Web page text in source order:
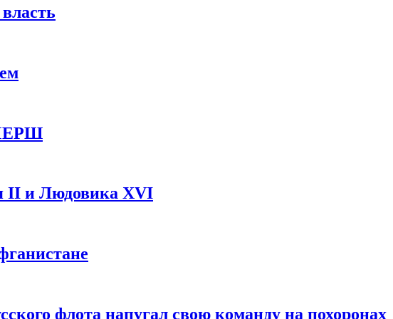
II и Людовика XVI
флота напугал свою команду на похоронах